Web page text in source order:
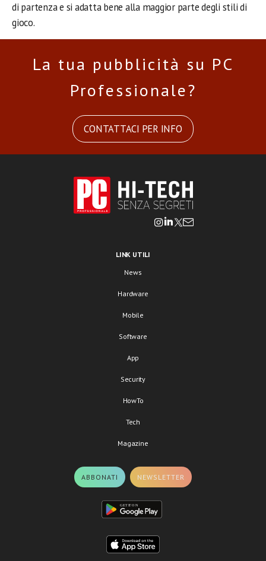
di partenza e si adatta bene alla maggior parte degli stili di
gioco.
La tua pubblicità su PC
Professionale?
CONTATTACI PER INFO
LINK UTILI
News
Hardware
Mobile
Software
App
Security
HowTo
Tech
Magazine
ABBONATI NEWSLETTER